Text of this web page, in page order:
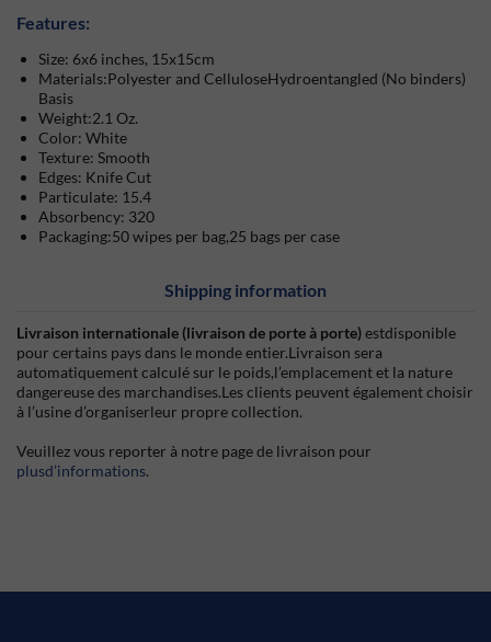
Features:
Size: 6x6 inches, 15x15cm
Materials:Polyester and CelluloseHydroentangled (No binders)
Basis
Weight:2.1 Oz.
Color: White
Texture: Smooth
Edges: Knife Cut
Particulate: 15.4
Absorbency: 320
Packaging:50 wipes per bag,25 bags per case
Shipping information
Livraison internationale (livraison de porte à porte)estdisponible
pour certains pays dans le monde entier.Livraison sera
automatiquement calculé sur le poids,l’emplacement et la nature
dangereuse des marchandises.Les clients peuvent également choisir
à l’usine d’organiserleur propre collection.
Veuillez vous reporter à notre page de livraison pour
plusd’informations.